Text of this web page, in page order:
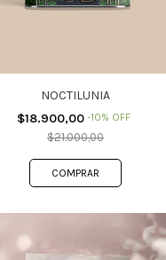
NOCTILUNIA
$18.900,00 -10% OFF
$21.000,00